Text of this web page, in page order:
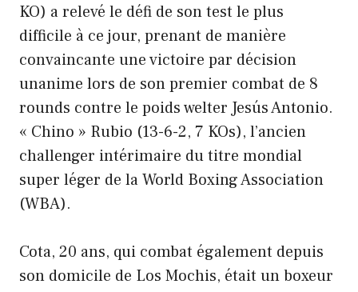
KO) a relevé le défi de son test le plus
difficile à ce jour, prenant de manière
convaincante une victoire par décision
unanime lors de son premier combat de 8
rounds contre le poids welter Jesús Antonio.
« Chino » Rubio (13-6-2, 7 KOs), l’ancien
challenger intérimaire du titre mondial
super léger de la World Boxing Association
(WBA).
Cota, 20 ans, qui combat également depuis
son domicile de Los Mochis, était un boxeur